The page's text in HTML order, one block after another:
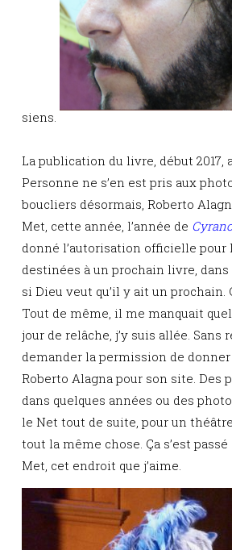
siens.
La publication du livre, début 2017,
Personne ne s’en est pris aux
boucliers désormais, Roberto
Met, cette année, l’année de
donné l’autorisation officielle pour
destinées à un prochain livre, dans
si Dieu veut qu’il y ait un prochain.
Tout de même, il me manquait
jour de relâche, j’y suis allée. Sans
demander la permission de
Roberto Alagna pour son site. Des
dans quelques années ou des
le Net tout de suite, pour un
tout la même chose. Ça s’est
Met, cet endroit que j’aime.